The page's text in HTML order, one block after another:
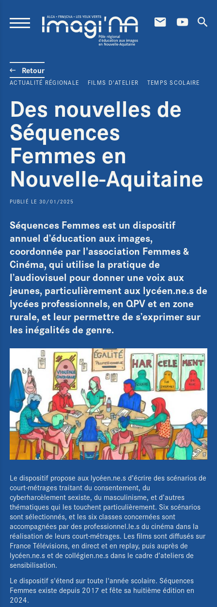
Retour
ACTUALITÉ RÉGIONALE FILMS D'ATELIER TEMPS SCOLAIRE
Des nouvelles de
Séquences
Femmes en
Nouvelle-Aquitaine
PUBLIÉ LE 30/01/2025
Séquences Femmes est un dispositif
annuel d’éducation aux images,
coordonnée par l'association Femmes &
Cinéma, qui utilise la pratique de
l’audiovisuel pour donner une voix aux
jeunes, particulièrement aux lycéen.ne.s de
lycées professionnels, en QPV et en zone
rurale, et leur permettre de s’exprimer sur
les inégalités de genre.
Le dispositif propose aux lycéen.ne.s d’écrire des scénarios de
court-métrages traitant du consentement, du
cyberharcèlement sexiste, du masculinisme, et d’autres
thématiques qui les touchent particulièrement. Six scénarios
sont sélectionnés, et les six classes concernées sont
accompagnées par des professionnel.le.s du cinéma dans la
réalisation de leurs court-métrages. Les films sont diffusés sur
France Télévisions, en direct et en replay, puis auprès de
lycéen.ne.s et de collégien.ne.s dans le cadre d’ateliers de
sensibilisation.
Le dispositif s'étend sur toute l'année scolaire. Séquences
Femmes existe depuis 2017 et fête sa huitième édition en
2024.